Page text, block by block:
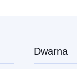
Dwarna